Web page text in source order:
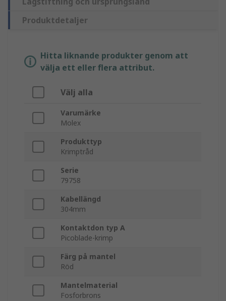
Produktdetaljer
Hitta liknande produkter genom att
välja ett eller flera attribut.
Välj alla
Varumärke
Molex
Produkttyp
Krimptråd
Serie
79758
Kabellängd
304mm
Kontaktdon typ A
Picoblade-krimp
Färg på mantel
Röd
Mantelmaterial
Fosforbrons